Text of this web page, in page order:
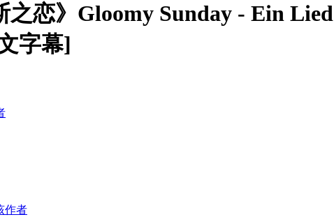
之恋》Gloomy Sunday - Ein
字幕]
作者